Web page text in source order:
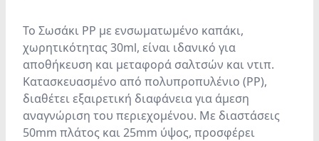
Το Σωσάκι PP με ενσωματωμένο καπάκι,
χωρητικότητας 30ml, είναι ιδανικό για
αποθήκευση και μεταφορά σαλτσών και ντιπ.
Κατασκευασμένο από πολυπροπυλένιο (PP),
διαθέτει εξαιρετική διαφάνεια για άμεση
αναγνώριση του περιεχομένου. Με διαστάσεις
50mm πλάτος και 25mm ύψος, προσφέρει